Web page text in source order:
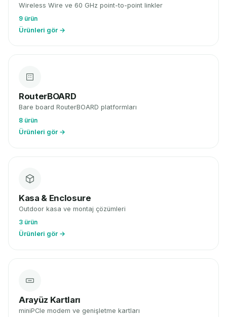
Wireless Wire ve 60 GHz point-to-point linkler
9 ürün
Ürünleri gör →
RouterBOARD
Bare board RouterBOARD platformları
8 ürün
Ürünleri gör →
Kasa & Enclosure
Outdoor kasa ve montaj çözümleri
3 ürün
Ürünleri gör →
Arayüz Kartları
miniPCIe modem ve genişletme kartları